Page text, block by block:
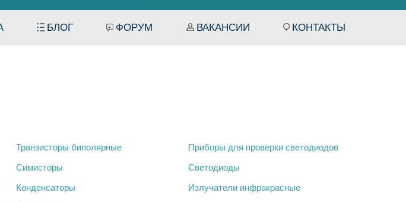
БЛОГ ФОРУМ ВАКАНСИИ КОНТАКТЫ
Транзисторы биполярные
Симисторы
Конденсаторы
Приборы для проверки светодиодов
Светодиоды
Излучатели инфракрасные